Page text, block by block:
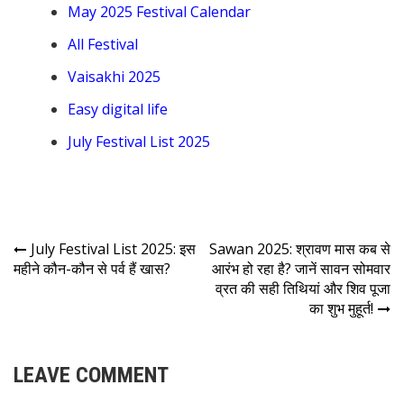
May 2025 Festival Calendar
All Festival
Vaisakhi 2025
Easy digital life
July Festival List 2025
July Festival List 2025: इस
महीने कौन-कौन से पर्व हैं खास?
Sawan 2025: श्रावण मास कब से
आरंभ हो रहा है? जानें सावन सोमवार
व्रत की सही तिथियां और शिव पूजा
का शुभ मुहूर्त!
LEAVE COMMENT